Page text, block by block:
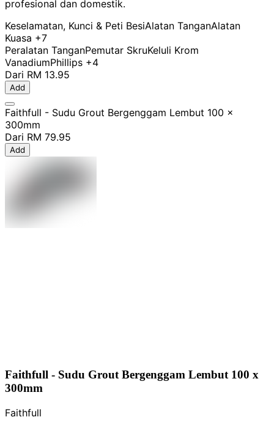
profesional dan domestik.
Keselamatan, Kunci & Peti BesiAlatan TanganAlatan
Kuasa +7
Peralatan TanganPemutar SkruKeluli Krom
VanadiumPhillips +4
Dari RM 13.95
Add
Faithfull - Sudu Grout Bergenggam Lembut 100 x
300mm
Dari RM 79.95
Add
Faithfull - Sudu Grout Bergenggam Lembut 100 x
300mm
Faithfull